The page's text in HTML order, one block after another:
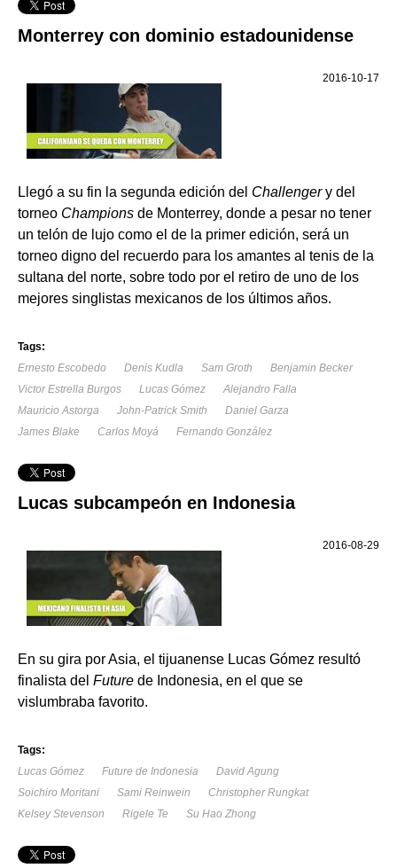
Monterrey con dominio estadounidense
2016-10-17
Llegó a su fin la segunda edición del Challengery del
torneo Champions de Monterrey, donde a pesar no tener
un telón de lujo como el de la primer edición, será un
torneo digno del recuerdo para los amantes al tenis de la
sultana del norte, sobre todo por el retiro de uno de los
mejores singlistas mexicanos de los últimos años.
Tags:
Ernesto Escobedo
Denis Kudla Sam Groth
Benjamin Becker
Victor Estrella Burgos
Lucas Gómez
Alejandro Falla
Mauricio Astorga
John-Patrick Smith
Daniel Garza
James Blake
Carlos Moyá Fernando González
Lucas subcampeón en Indonesia
2016-08-29
En su gira por Asia, el tijuanense Lucas Gómez resultó
finalista del Future de Indonesia, en el que se
vislumbraba favorito.
Tags:
Lucas Gómez
Future de Indonesia
David Agung
Soichiro Moritani
Sami Reinwein
Christopher Rungkat
Kelsey Stevenson
Rigele Te Su Hao Zhong